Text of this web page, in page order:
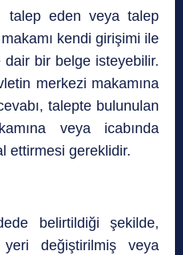
talep eden veya talep
kendi girişimi ile
bir belge isteyebilir.
merkezi makamına
talepte bulunulan
veya icabında
ettirmesi gereklidir.
belirtildiği şekilde,
yeri değiştirilmiş veya